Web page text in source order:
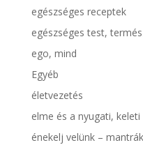
egészséges receptek
egészséges test,
ego, mind
Egyéb
életvezetés
elme és a nyugati,
énekelj velünk – mantrák